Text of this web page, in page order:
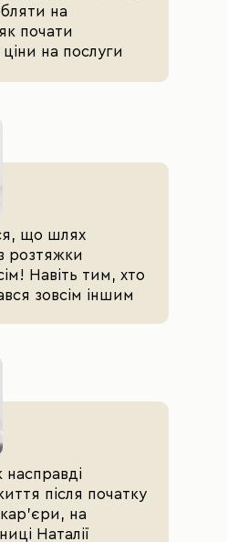
на
почати
на послуги
насправді
після початку
на
Наталії
що шлях
розтяжки
Навіть тим, хто
зовсім іншим